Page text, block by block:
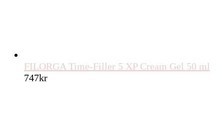
FILORGA Time-Filler 5 XP Cream Gel 50 ml
747kr